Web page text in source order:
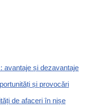
avantaje și dezavantaje
și provocări
de afaceri în nișe